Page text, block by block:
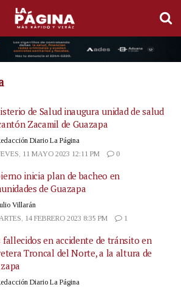
de Salud inaugura unidad de salud
Zacamil de Guazapa
Diario La Página
11 MAYO 2023 12:11 PM
0
inicia plan de bacheo en
de Guazapa
Villarán
14 FEBRERO 2023 8:35 PM
1
fallecidos en accidente de tránsito en
Troncal del Norte, a la altura de
Diario La Página